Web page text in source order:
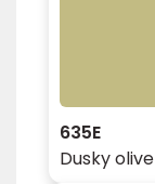
635E
Dusky olive